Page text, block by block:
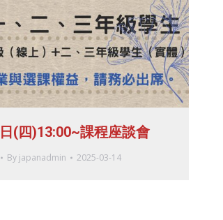
(四)13:00~課程座談會
By japanadmin 2025-03-14